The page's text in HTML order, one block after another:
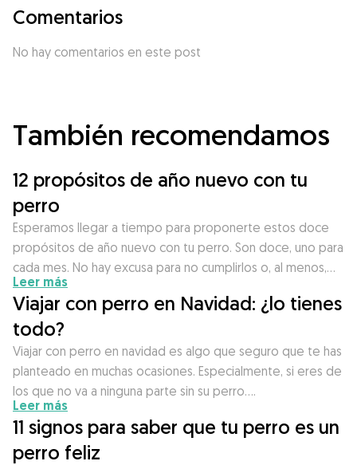
Comentarios
No hay comentarios en este post
También recomendamos
12 propósitos de año nuevo con tu
perro
Esperamos llegar a tiempo para proponerte estos doce
propósitos de año nuevo con tu perro. Son doce, uno para
cada mes. No hay excusa para no cumplirlos o, al menos,…
Leer más
Viajar con perro en Navidad: ¿lo tienes
todo?
Viajar con perro en navidad es algo que seguro que te has
planteado en muchas ocasiones. Especialmente, si eres de
los que no va a ninguna parte sin su perro….
Leer más
11 signos para saber que tu perro es un
perro feliz